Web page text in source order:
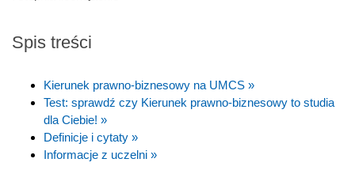
Spis treści
Kierunek prawno-biznesowy na UMCS »
Test: sprawdź czy Kierunek prawno-biznesowy to studia
dla Ciebie! »
Definicje i cytaty »
Informacje z uczelni »